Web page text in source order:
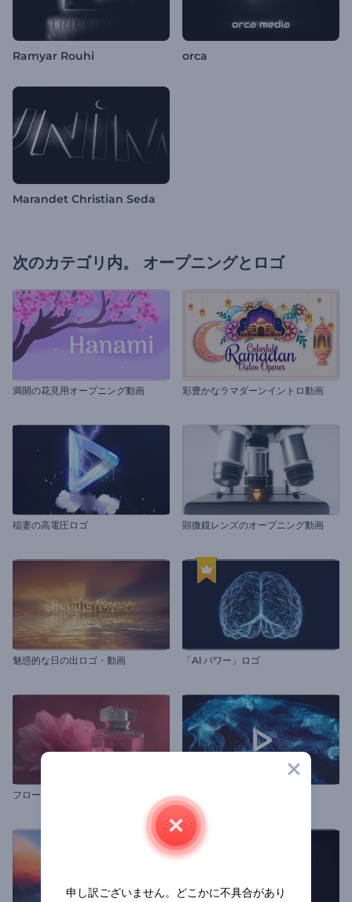
Ramyar Rouhi orca
Marandet Christian Seda
次のカテゴリ内。 オープニングとロゴ
満開の花見用オープニング動画 彩豊かなラマダーンイントロ動画
稲妻の高電圧ロゴ 顕微鏡レンズのオープニング動画
魅惑的な日の出ロゴ・動画 「Al パワー」ロゴ
フローラル香水の紹介 スピニングパーティクルロゴ
申し訳ございません。どこかに不具合があり